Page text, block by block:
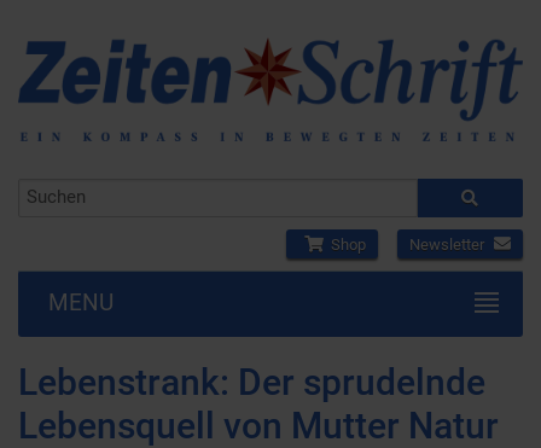
Shop Newsletter
MENU
Lebenstrank: Der sprudelnde
Lebensquell von Mutter Natur